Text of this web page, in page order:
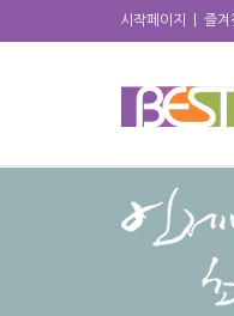
시작페이지 즐겨